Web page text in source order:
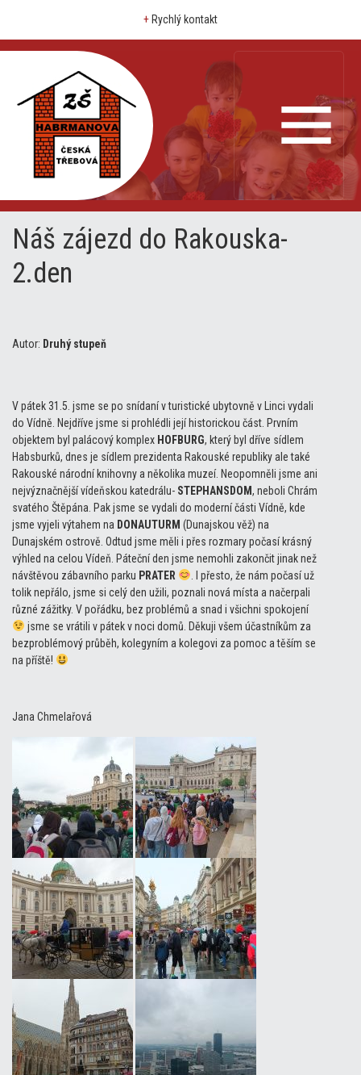
+ Rychlý kontakt
Náš zájezd do Rakouska-
2.den
Autor: Druhý stupeň
V pátek 31.5. jsme se po snídaní v turistické ubytovně v Linci vydali
do Vídně. Nejdříve jsme si prohlédli její historickou část. Prvním
objektem byl palácový komplex HOFBURG, který byl dříve sídlem
Habsburků, dnes je sídlem prezidenta Rakouské republiky ale také
Rakouské národní knihovny a několika muzeí. Neopomněli jsme ani
nejvýznačnější vídeňskou katedrálu- STEPHANSDOM, neboli Chrám
svatého Štěpána. Pak jsme se vydali do moderní části Vídně, kde
jsme vyjeli výtahem na DONAUTURM (Dunajskou věž) na
Dunajském ostrově. Odtud jsme měli i přes rozmary počasí krásný
výhled na celou Vídeň. Páteční den jsme nemohli zakončit jinak než
návštěvou zábavního parku PRATER
. I přesto, že nám počasí už
tolik nepřálo, jsme si celý den užili, poznali nová místa a načerpali
různé zážitky. V pořádku, bez problémů a snad i všichni spokojení
jsme se vrátili v pátek v noci domů. Děkuji všem účastníkům za
bezproblémový průběh, kolegyním a kolegovi za pomoc a těším se
na příště!
Jana Chmelařová